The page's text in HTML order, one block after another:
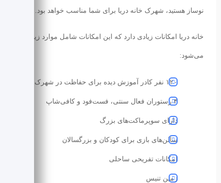
نوساز هستید، شهرک خانه دریا برای شما مناسب خواهد بود.
خانه دریا امکانات زیادی دارد که این امکانات شامل موارد زیر
می‌شود:
۱۲۰ نفر کادر آموزش دیده برای حفاظت در شهرک
۴ رستوران فعال سنتی، فست‌فود و کافی‌شاپ
دارای سوپرماکت‌های بزرگ
سالن‌های بازی برای کودکان و بزرگسالان
امکانات تفریحی ساحلی
زمین تنیس